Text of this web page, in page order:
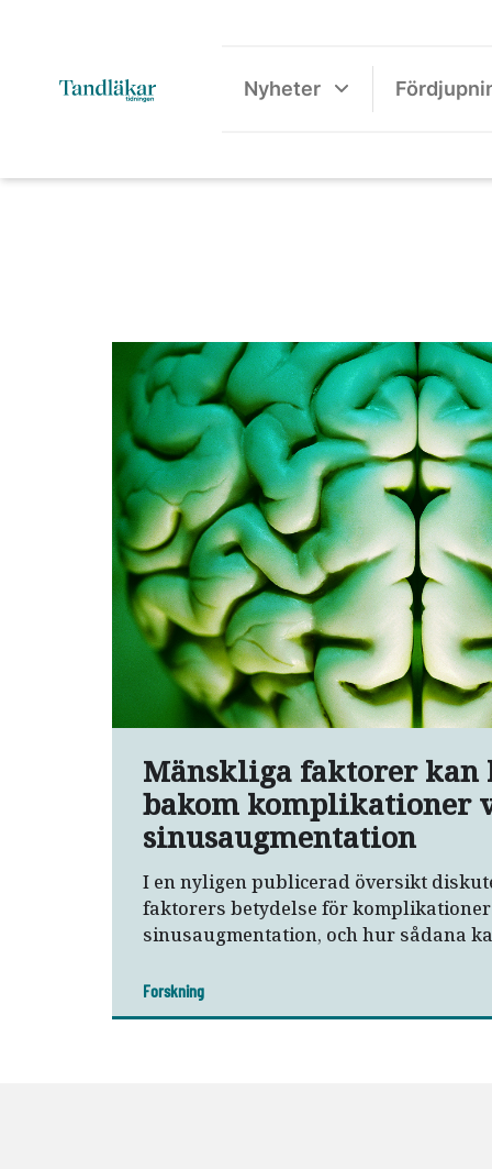
Nyheter
Mänskliga faktorer kan
bakom komplikationer
sinusaugmentation
I en nyligen publicerad översikt
faktorers betydelse för
sinusaugmentation, och hur sådana
Forskning